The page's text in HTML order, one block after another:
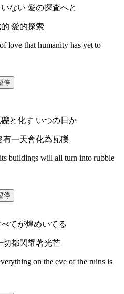
ない 愛の探査へと
愛的探索
love that humanity has yet to
停
と化す いつの日か
有一天會化為瓦礫
buildings will all turn into rubble
停
てが煌めいてる
切都閃耀著光芒
on the eve of the ruins is